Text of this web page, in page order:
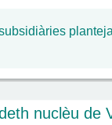
nuclèu de